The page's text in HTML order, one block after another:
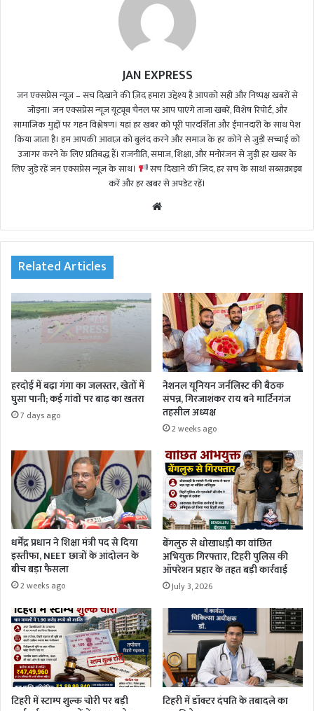
JAN EXPRESS
जन एक्सप्रेस न्यूज़ – सच दिखाने की ज़िद हमारा उद्देश्य है आपको सही और निष्पक्ष खबरों से
जोड़ना। जन एक्सप्रेस न्यूज़ यूट्यूब चैनल पर आप पाएंगे ताजा खबरें, विशेष रिपोर्ट, और
सामाजिक मुद्दों पर गहन विश्लेषण। यहां हर खबर को पूरी पारदर्शिता और ईमानदारी के साथ पेश
किया जाता है। हम आपकी आवाज़ को बुलंद करने और समाज के हर कोने से जुड़ी सच्चाई को
उजागर करने के लिए प्रतिबद्ध हैं। राजनीति, समाज, शिक्षा, और मनोरंजन से जुड़ी हर खबर के
लिए जुड़े रहें जन एक्सप्रेस न्यूज़ के साथ।
सच दिखाने की ज़िद, हर सच के साथ! सब्सक्राइब
करें और हर खबर से अपडेट रहें।
te
Related Articles
हरदोई में बढ़ा गंगा का जलस्तर, खेतों में
घुसा पानी; कई गांवों पर बाढ़ का खतरा
7 days ago
नेशनल यूनियन जर्नलिस्ट की बैठक
संपन्न, गिरजाशंकर राय बने मार्टिनगंज
तहसील अध्यक्ष
2 weeks ago
धर्मेंद्र प्रधान ने शिक्षा मंत्री पद से दिया
इस्तीफा, NEET छात्रों के आंदोलन के
बीच बड़ा फैसला
2 weeks ago
बेंगलुरु से धोखाधड़ी का वांछित
अभियुक्त गिरफ्तार, टिहरी पुलिस की
ऑपरेशन प्रहार के तहत बड़ी कार्रवाई
July 3, 2026
टिहरी में स्टाम्प शुल्क चोरी पर बड़ी
टिहरी में डॉक्टर दंपति के तबादले का